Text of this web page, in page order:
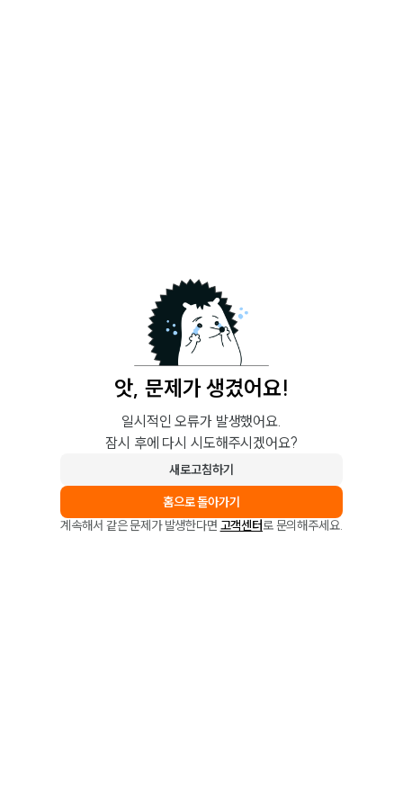
앗, 문제가 생겼어요!
일시적인 오류가 발생했어요.
잠시 후에 다시 시도해주시겠어요?
새로고침하기
홈으로 돌아가기
계속해서 같은 문제가 발생한다면 고객센터로 문의해주세요.